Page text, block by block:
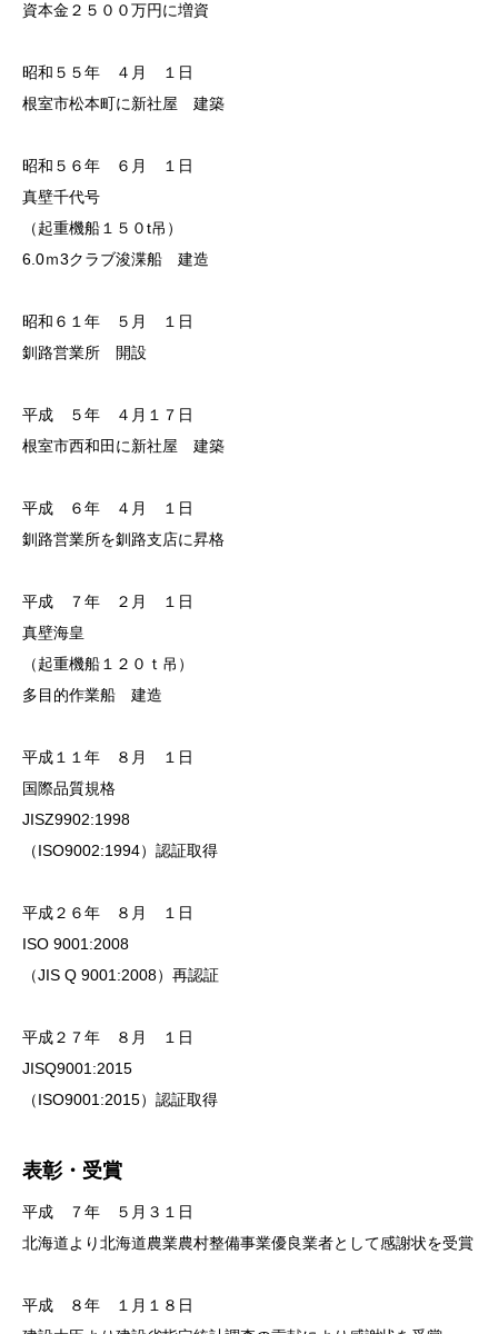
資本金２５００万円に増資
昭和５５年 ４月 １日
根室市松本町に新社屋 建築
昭和５６年 ６月 １日
真壁千代号
（起重機船１５０t吊）
6.0ｍ3クラブ浚渫船 建造
昭和６１年 ５月 １日
釧路営業所 開設
平成 ５年 ４月１７日
根室市西和田に新社屋 建築
平成 ６年 ４月 １日
釧路営業所を釧路支店に昇格
平成 ７年 ２月 １日
真壁海皇
（起重機船１２０ｔ吊）
多目的作業船 建造
平成１１年 ８月 １日
国際品質規格
JISZ9902:1998
（ISO9002:1994）認証取得
平成２６年 ８月 １日
ISO 9001:2008
（JIS Q 9001:2008）再認証
平成２７年 ８月 １日
JISQ9001:2015
（ISO9001:2015）認証取得
表彰・受賞
平成 ７年 ５月３１日
北海道より北海道農業農村整備事業優良業者として感謝状を受賞
平成 ８年 １月１８日